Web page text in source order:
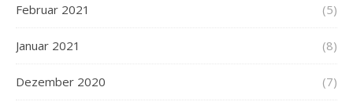
Februar 2021 (5)
Januar 2021 (8)
Dezember 2020 (7)